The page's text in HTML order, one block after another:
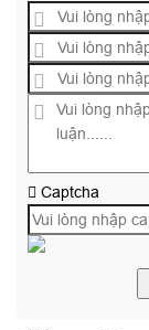
Captcha